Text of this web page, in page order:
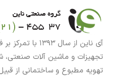
آی ناین از سال
تجهیزات و ماشین آلات صنعتی،
تهویه مطبوع و ساختمانی از